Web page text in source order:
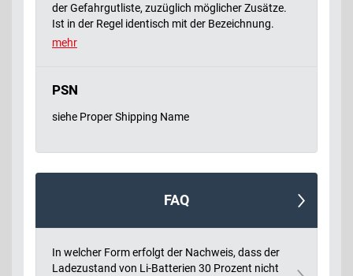
der Gefahrgutliste, zuzüglich möglicher Zusätze.
Ist in der Regel identisch mit der Bezeichnung.
Abkürzung: PSN.
mehr
PSN
siehe Proper Shipping Name
FAQ
In welcher Form erfolgt der Nachweis, dass der
Ladezustand von Li-Batterien 30 Prozent nicht